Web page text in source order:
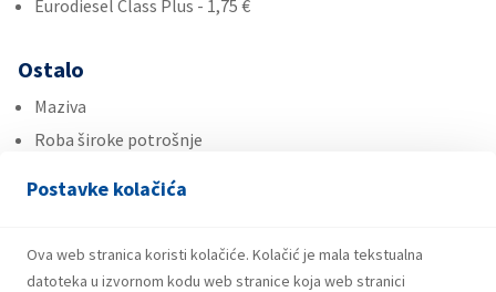
Postavke kolačića
Ova web stranica koristi kolačiće. Kolačić je mala tekstualna
datoteka u izvornom kodu web stranice koja web stranici
Eurodiesel Class Plus - 1,75 €
Ostalo
Maziva
Roba široke potrošnje
Plin u bocama